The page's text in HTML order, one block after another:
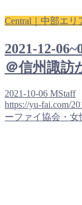
Central｜中部エリ
2021-12-
＠信州諏訪
2021-10-06 MStaff
https://yu-fai.com/
ーファイ協会・